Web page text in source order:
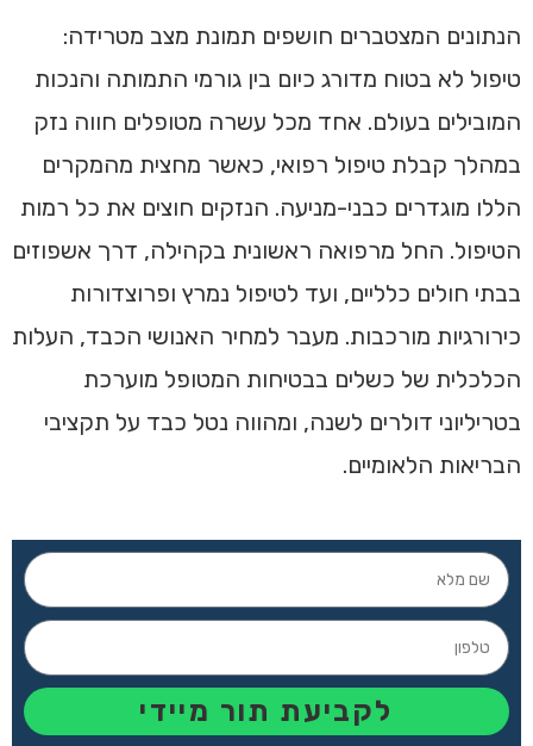
הנתונים המצטברים חושפים תמונת מצב מטרידה:
טיפול לא בטוח מדורג כיום בין גורמי התמותה והנכות
המובילים בעולם. אחד מכל עשרה מטופלים חווה נזק
במהלך קבלת טיפול רפואי, כאשר מחצית מהמקרים
הללו מוגדרים כבני-מניעה. הנזקים חוצים את כל רמות
הטיפול. החל מרפואה ראשונית בקהילה, דרך אשפוזים
בבתי חולים כלליים, ועד לטיפול נמרץ ופרוצדורות
כירורגיות מורכבות. מעבר למחיר האנושי הכבד, העלות
הכלכלית של כשלים בבטיחות המטופל מוערכת
בטריליוני דולרים לשנה, ומהווה נטל כבד על תקציבי
הבריאות הלאומיים.
לקביעת תור מיידי